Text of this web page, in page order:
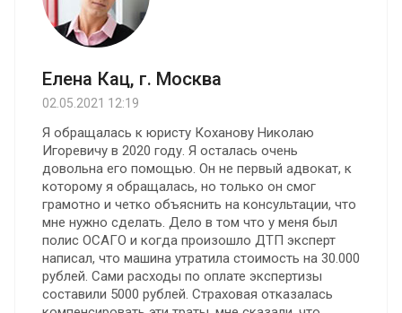
Елена Кац, г. Москва
02.05.2021 12:19
Я обращалась к юристу Коханову Николаю
Игоревичу в 2020 году. Я осталась очень
довольна его помощью. Oн не первый адвокат, к
которому я обращалась, но только он смог
грамотно и четко объяснить на консультации, что
мне нужно сделать. Дело в том что у меня был
полис ОСАГО и когда произошло ДТП эксперт
написал, что машина утратила стоимость на 30.000
рублей. Сами расходы по оплате экспертизы
составили 5000 рублей. Страховая отказалась